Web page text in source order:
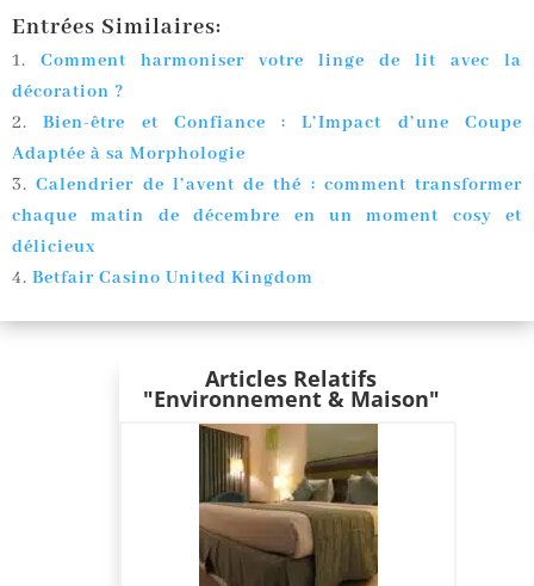
Articles Relatifs
"Environnement & Maison"
Entrées Similaires:
Comment harmoniser votre linge de lit avec la
décoration ?
Bien-être et Confiance : L’Impact d’une Coupe
Adaptée à sa Morphologie
Calendrier de l’avent de thé : comment transformer
chaque matin de décembre en un moment cosy et
délicieux
Betfair Casino United Kingdom